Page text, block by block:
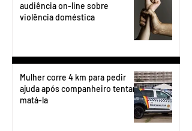
audiência on-line sobre
violência doméstica
Mulher corre 4 km para pedir
ajuda após companheiro tentar
matá-la